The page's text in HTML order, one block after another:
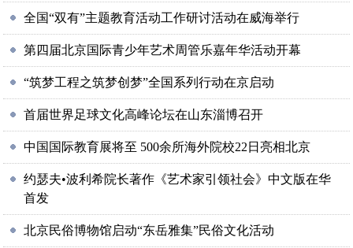
全国“双有”主题教育活动工作研讨活动在威海举行
第四届北京国际青少年艺术周管乐嘉年华活动开幕
“筑梦工程之筑梦创梦”全国系列行动在京启动
首届世界足球文化高峰论坛在山东淄博召开
中国国际教育展将至 500余所海外院校22日亮相北京
约瑟夫•波利希院长著作《艺术家引领社会》中文版在华
首发
北京民俗博物馆启动“东岳雅集”民俗文化活动